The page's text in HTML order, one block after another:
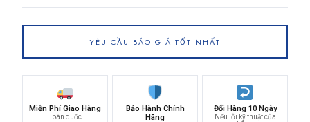
YÊU CẦU BÁO GIÁ TỐT NHẤT
Miễn Phí Giao Hàng
Toàn quốc
Bảo Hành Chính
Hãng
Đổi Hàng 10 Ngày
Nếu lỗi kỹ thuật của